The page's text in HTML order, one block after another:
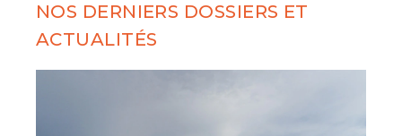
NOS DERNIERS DOSSIERS ET
ACTUALITÉS